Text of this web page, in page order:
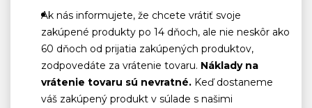
Ak nás informujete, že chcete vrátiť svoje
zakúpené produkty po 14 dňoch, ale nie neskôr ako
60 dňoch od prijatia zakúpených produktov,
zodpovedáte za vrátenie tovaru. Náklady na
vrátenie tovaru sú nevratné. Keď dostaneme
váš zakúpený produkt v súlade s našimi